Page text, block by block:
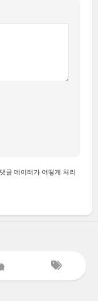
댓글 데이터가 어떻게 처리